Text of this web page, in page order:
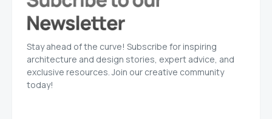
Stay ahead of the curve! Subscribe for inspiring
architecture and design stories, expert advice, and
exclusive resources. Join our creative community
today!